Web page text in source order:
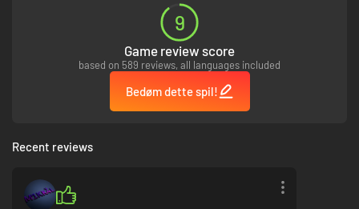
9
Game review score
based on 589 reviews, all languages included
Bedøm dette spil!
Recent reviews